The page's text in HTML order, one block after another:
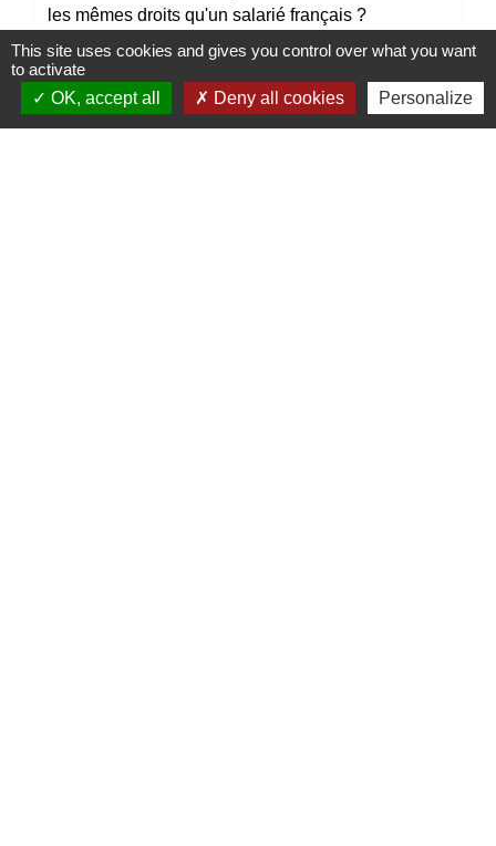
les mêmes droits qu'un salarié français ?
Médiateur de Pôle emploi : comment y recourir ?
Signaler une erreur sur cette page
This site uses cookies and gives you control over what you want
to activate
OK, accept all
Deny all cookies Personalize